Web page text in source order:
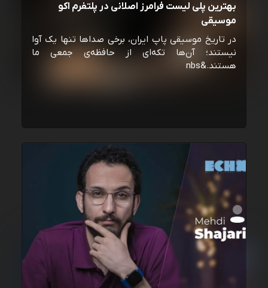
بهترین پلی لیست فرامرز اصلانی در پلتفرم اکو
موسیقی
در تاریخ موسیقی پاپ ایران، برخی صداها تنها یک آوا
نیستند؛ آن‌ها تکه‌ای از حافظه‌ی جمعی ما
هستند.&nbs